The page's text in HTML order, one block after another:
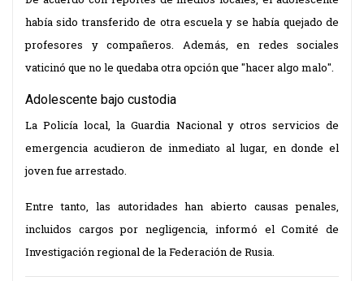
había sido transferido de otra escuela y se había quejado de
profesores y compañeros. Además, en redes sociales
vaticinó que no le quedaba otra opción que "hacer algo malo".
Adolescente bajo custodia
La Policía local, la Guardia Nacional y otros servicios de
emergencia acudieron de inmediato al lugar, en donde el
joven fue arrestado.
Entre tanto, las autoridades han abierto causas penales,
incluidos cargos por negligencia, informó el Comité de
Investigación regional de la Federación de Rusia.